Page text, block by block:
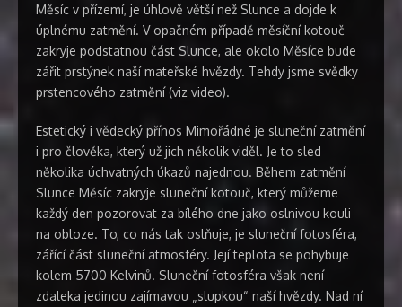
Měsíc v přízemí, je úhlově větší než Slunce a dojde k
úplnému zatmění. V opačném případě měsíční kotouč
zakryje podstatnou část Slunce, ale okolo Měsíce bude
zářit prstýnek naší mateřské hvězdy. Tehdy jsme svědky
prstencového zatmění (viz video).
Estetický i vědecký přínos Mimořádné je sluneční zatmění
i pro člověka, který už jich několik viděl. Je to sled
několika úchvatných úkazů najednou. Během zatmění
Slunce Měsíc zakryje sluneční kotouč, který můžeme
každý den pozorovat za bílého dne jako oslnivou kouli
na obloze. To, co nás tak oslňuje, je sluneční fotosféra,
zářící část sluneční atmosféry. Její teplota se pohybuje
kolem 5700 Kelvinů. Sluneční fotosféra však není
zdaleka jedinou zajímavou „slupkou“ naší hvězdy. Nad ní